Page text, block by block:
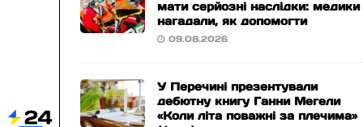
мати серйозні наслідки: медики
нагадали, як допомогти
09.08.2026
У Перечині презентували
дебютну книгу Ганни Мегели
«Коли літа поважні за плечима»